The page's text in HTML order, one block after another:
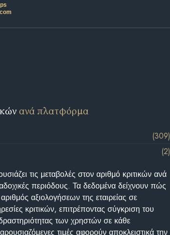
ανά πλατφόρμα
(309)
(2)
τις μεταβολές στον αριθμό κριτικών ανά
περιόδους. Τα δεδομένα δείχνουν πώς
αξιολογήσεων της εταιρείας σε
κριτικών, επιτρέποντας σύγκριση του
των χρηστών σε κάθε
τιμές αφορούν αποκλειστικά την